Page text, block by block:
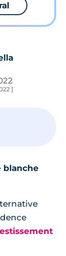
]
blanche